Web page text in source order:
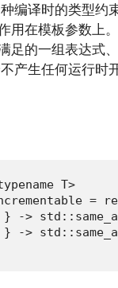
编译时的类型约
用在模板参数上
足的一组表达式、
产生任何运行时
T>
=
->
->